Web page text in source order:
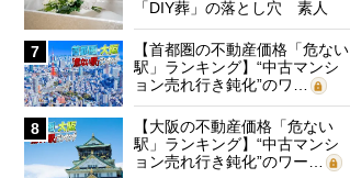
「DIY葬」の落とし穴 素人
に…
7
【首都圏の不動産価格「危ない
駅」ランキング】“中古マンシ
ョン売れ行き鈍化”のワ…
8
【大阪の不動産価格「危ない
駅」ランキング】“中古マンシ
ョン売れ行き鈍化”のワー…